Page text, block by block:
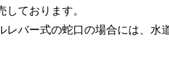
ております。
バー式の蛇口の場合には、水